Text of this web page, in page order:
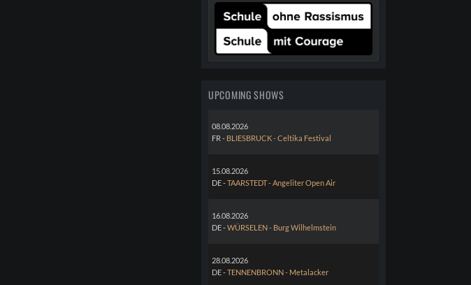
UPCOMING SHOWS
08.08.2026
FR - BLIESBRUCK - Celtika Festival
15.08.2026
DE -TAARSTEDT - Angeliter Open Air
16.08.2026
DE -WÜRSELEN - Burg Wilhelmstein
28.08.2026
DE -TENNENBRONN - Metalacker